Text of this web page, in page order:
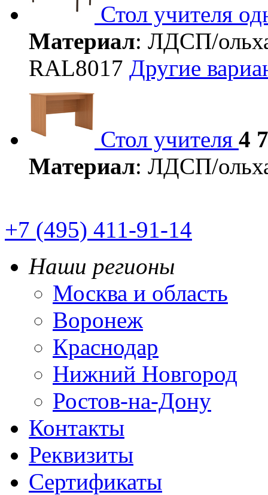
Стол учителя
Материал: ЛДСП/
RAL8017 Другие
Стол учителя 4
Материал: ЛДСП/
+7 (495) 411-91-14
Наши регионы
Москва и область
Воронеж
Краснодар
Нижний Новгород
Ростов-на-Дону
Контакты
Реквизиты
Сертификаты